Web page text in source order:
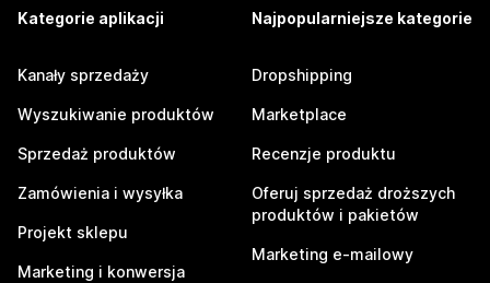
Kategorie aplikacji
Kanały sprzedaży
Wyszukiwanie produktów
Sprzedaż produktów
Zamówienia i wysyłka
Projekt sklepu
Marketing i konwersja
Najpopularniejsze kategorie
Dropshipping
Marketplace
Recenzje produktu
Oferuj sprzedaż droższych
produktów i pakietów
Marketing e-mailowy